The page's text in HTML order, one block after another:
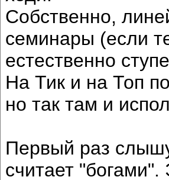
Собственно,
семинары (если
естественно
На Тик и на Топ
но так там и
Первый раз
считает